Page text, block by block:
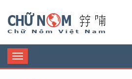
Toggle
navigation